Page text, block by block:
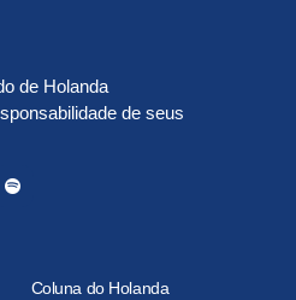
de Holanda
de seus
Coluna do Holanda